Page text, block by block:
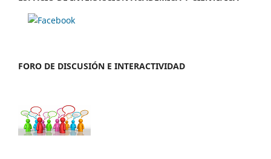
FORO DE DISCUSIÓN E INTERACTIVIDAD